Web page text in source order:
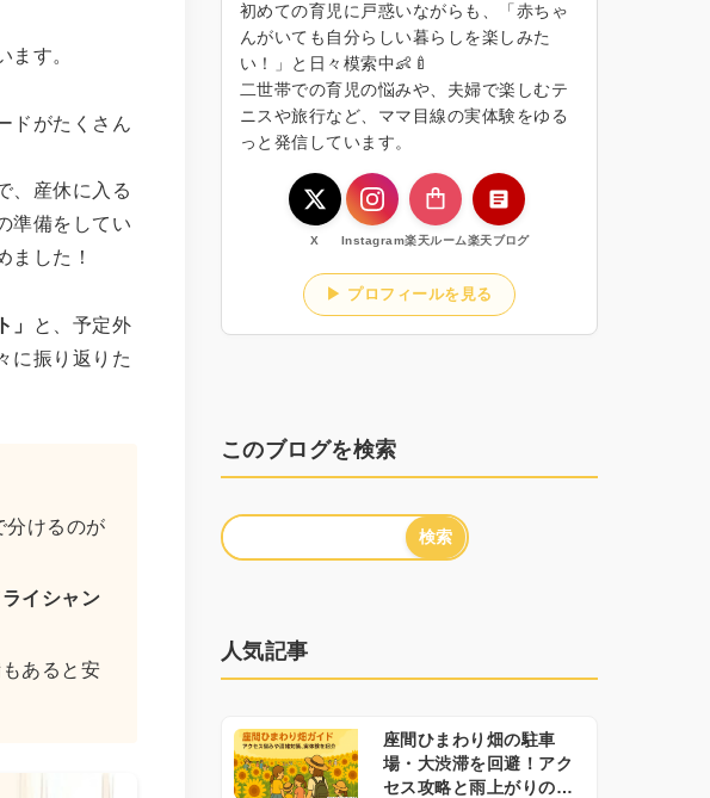
す。
ドがたくさん
、産休に入る
準備をしてい
ました！
」
と、予定外
に振り返りた
分けるのが
イシャン
あると安
初めての育児に戸惑いながらも、「赤ちゃ
んがいても自分らしい暮らしを楽しみた
い！」と日々模索中👶🍼
二世帯での育児の悩みや、夫婦で楽しむテ
ニスや旅行など、ママ目線の実体験をゆる
っと発信しています。
X Instagram楽天ルーム楽天ブログ
▶ プロフィールを見る
このブログを検索
人気記事
座間ひまわり畑の駐車
場・大渋滞を回避！アク
セス攻略と雨上がりの実